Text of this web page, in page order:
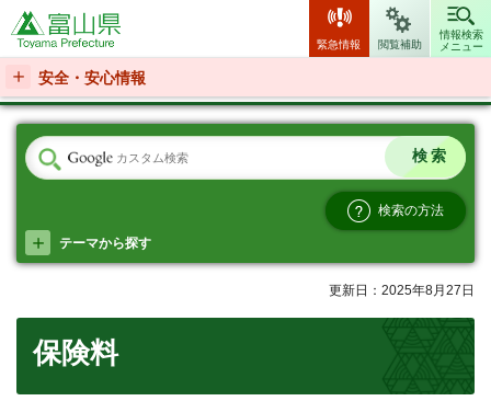
富山県
緊急情報 閲覧補助
情報検索
メニュー
安全・安心情報
検索の方法
テーマから探す
更新日：2025年8月27日
保険料